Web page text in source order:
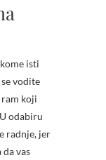
isti
vodite
koji
odabiru
radnje, jer
vas